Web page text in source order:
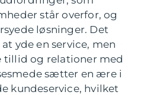
står overfor, og
løsninger. Det
yde en service, men
tillid og relationer med
sætter en ære i
kundeservice, hvilket